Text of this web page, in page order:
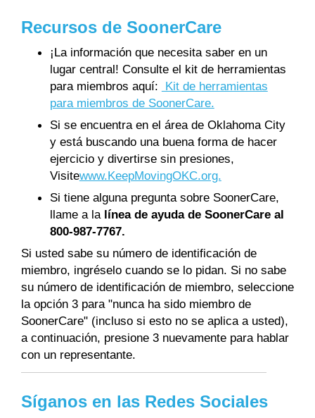
Recursos de SoonerCare
¡La información que necesita saber en un
lugar central! Consulte el kit de herramientas
para miembros aquí: Kit de herramientas
para miembros de SoonerCare.
Si se encuentra en el área de Oklahoma City
y está buscando una buena forma de hacer
ejercicio y divertirse sin presiones,
Visitewww.KeepMovingOKC.org.
Si tiene alguna pregunta sobre SoonerCare,
llame a la línea de ayuda de SoonerCare al
800-987-7767.
Si usted sabe su número de identificación de
miembro, ingréselo cuando se lo pidan. Si no sabe
su número de identificación de miembro, seleccione
la opción 3 para "nunca ha sido miembro de
SoonerCare" (incluso si esto no se aplica a usted),
a continuación, presione 3 nuevamente para hablar
con un representante.
Síganos en las Redes Sociales